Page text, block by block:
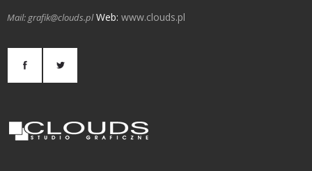
Mail: grafik@clouds.plWeb: www.clouds.pl